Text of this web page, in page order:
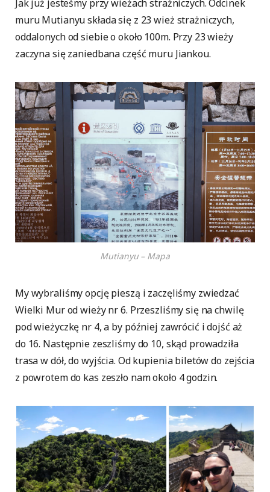
Jak już jesteśmy przy wieżach strażniczych. Odcinek
muru Mutianyu składa się z 23 wież strażniczych,
oddalonych od siebie o około 100m. Przy 23 wieży
zaczyna się zaniedbana część muru Jiankou.
Mutianyu – Mapa
My wybraliśmy opcję pieszą i zaczęliśmy zwiedzać
Wielki Mur od wieży nr 6. Przeszliśmy się na chwilę
pod wieżyczkę nr 4, a by później zawrócić i dojść aż
do 16. Następnie zeszliśmy do 10, skąd prowadziła
trasa w dół, do wyjścia. Od kupienia biletów do zejścia
z powrotem do kas zeszło nam około 4 godzin.